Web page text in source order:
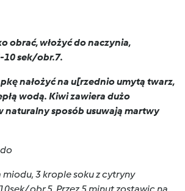
obrać, włożyć do naczynia,
10 sek/obr.7.
nałożyć na u[rzednio umytą twarz,
wodą. Kiwi zawiera dużo
naturalny sposób usuwają martwy
miodu, 3 krople soku z cytryny